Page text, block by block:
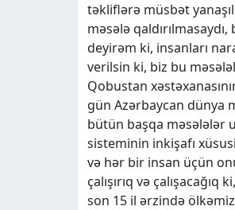
təkliflərə müsbət
məsələ
deyirəm ki, insanları
verilsin ki, biz bu
Qobustan
gün Azərbaycan dünya
bütün başqa məsələlər
sisteminin inkişafı
və hər bir insan üçün
çalışırıq və
son 15 il ərzində